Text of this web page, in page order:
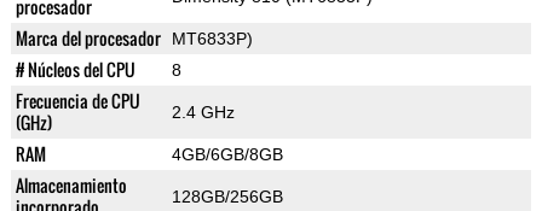
procesador
Marca del procesador MT6833P)
# Núcleos del CPU 8
Frecuencia de CPU
(GHz)
2.4 GHz
RAM 4GB/6GB/8GB
Almacenamiento
128GB/256GB